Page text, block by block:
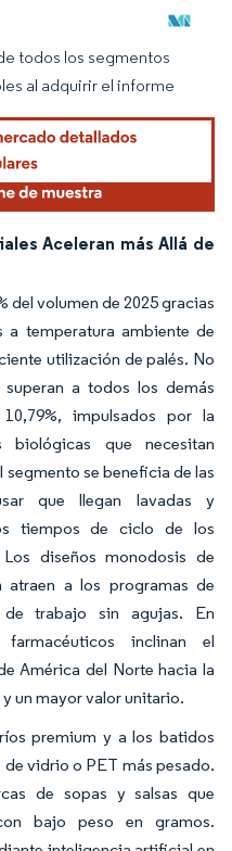
atribución según CC BY 4.0.
todos los segmentos
al adquirir el informe
Aceleran más Allá de
del volumen de 2025 gracias
a temperatura ambiente de
utilización de palés. No
a todos los demás
impulsados por la
biológicas que necesitan
se beneficia de las
que llegan lavadas y
tiempos de ciclo de los
diseños monodosis de
atraen a los programas de
trabajo sin agujas. En
inclinan el
América del Norte hacia la
un mayor valor unitario.
premium y a los batidos
vidrio o PET más pesado.
de sopas y salsas que
bajo peso en gramos.